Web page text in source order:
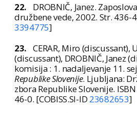
22.
DROBNIČ, Janez.
družbene vede, 2002. Str. 436-
3394775]
23. CERAR, Miro (discussant),
(discussant), DROBNIČ, Janez
komisija : 1. nadaljevanje 11.
Republike Slovenije. Ljubljana:
zbora Republike Slovenije.
46-0. [COBISS.SI-ID 23682653]